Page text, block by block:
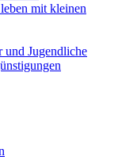
mit kleinen
und Jugendliche